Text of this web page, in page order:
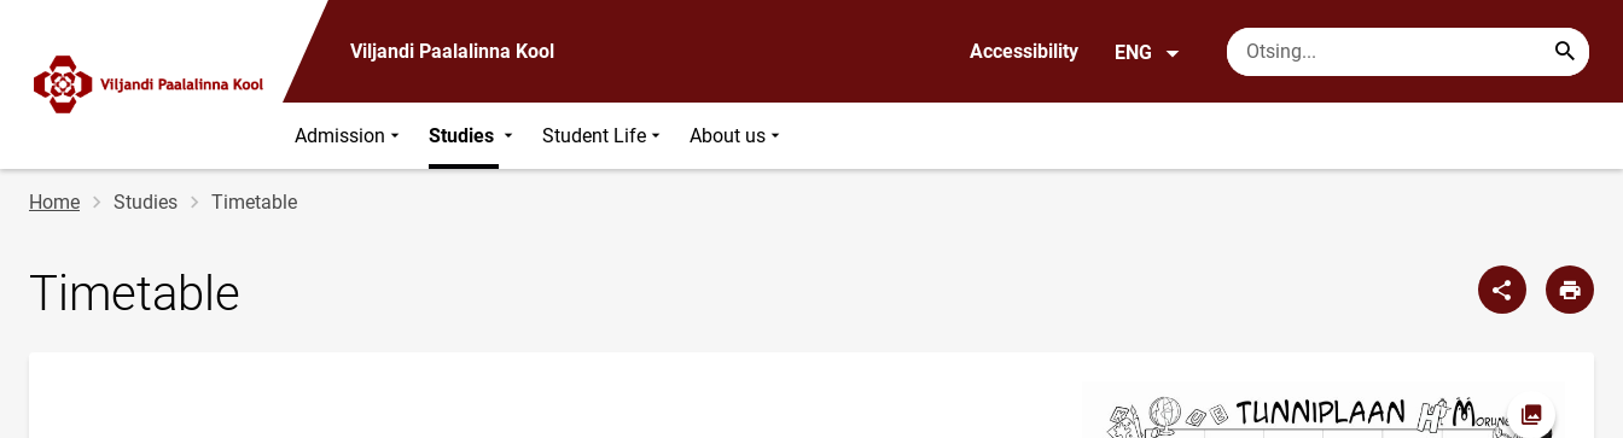
Viljandi Paalalinna Kool Accessibility ENG
Admission Studies Student Life About us
Breadcrumb
Home Studies Timetable
Timetable
Open